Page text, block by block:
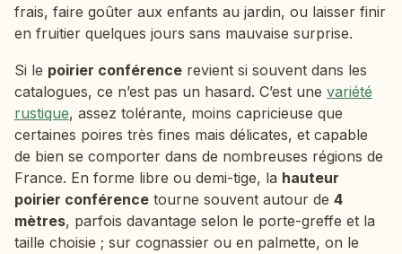
frais, faire goûter aux enfants au jardin, ou laisser finir
en fruitier quelques jours sans mauvaise surprise.
Si le poirier conférence revient si souvent dans les
catalogues, ce n’est pas un hasard. C’est une variété
rustique, assez tolérante, moins capricieuse que
certaines poires très fines mais délicates, et capable
de bien se comporter dans de nombreuses régions de
France. En forme libre ou demi-tige, la hauteur
poirier conférence tourne souvent autour de 4
mètres, parfois davantage selon le porte-greffe et la
taille choisie ; sur cognassier ou en palmette, on le